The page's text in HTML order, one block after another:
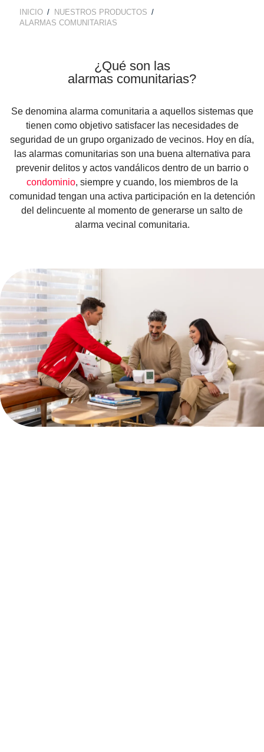
ALARMA ANTI OKUPA
MANDO A DISTANCIA
SENSORES Y DETECTORES
SENSORES DE
MOVIMIENTO
SENSOR PERIMETRAL
DETECTOR DE HUMO
COMUNICACIONES
GARANTÍA VERISURE
BREADCRUMB
INICIO
NUESTROS PRODUCTOS
ALARMAS COMUNITARIAS
¿Qué son las
alarmas comunitarias?
Se denomina alarma comunitaria a aquellos sistemas que
tienen como objetivo satisfacer las necesidades de
seguridad de un grupo organizado de vecinos. Hoy en día,
las alarmas comunitarias son una buena alternativa para
prevenir delitos y actos vandálicos dentro de un barrio o
condominio, siempre y cuando, los miembros de la
comunidad tengan una activa participación en la detención
del delincuente al momento de generarse un salto de
alarma vecinal comunitaria.